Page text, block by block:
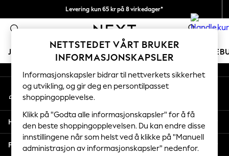
Levering kun 65 kr på 8 virkedager*
Vi betaler alle tollavgifter 0
JENTER GUTTER BABY KVINNER MENN
GIRLS
New In
50 - 92cm
98 - 110cm
116 - 134cm
140 - 174cm
Trending: Top & Short Sets
An error occurred on client
Våre sosiale nettverk
Min konto
Logg inn på kontoen din
Hjelp
Personvern & Juridisk
NETTSTEDET VÅRT BRUKER
INFORMASJONSKAPSLER
Informasjonskapsler bidrar til nettverkets sikkerhet
og utvikling, og gir deg en persontilpasset
shoppingopplevelse.
Klikk på "Godta alle informasjonskapsler" for å få
den beste shoppingopplevelsen. Du kan endre disse
innstillingene når som helst ved å klikke på "Manuell
administrasjon av informasjonskapsler" nedenfor.